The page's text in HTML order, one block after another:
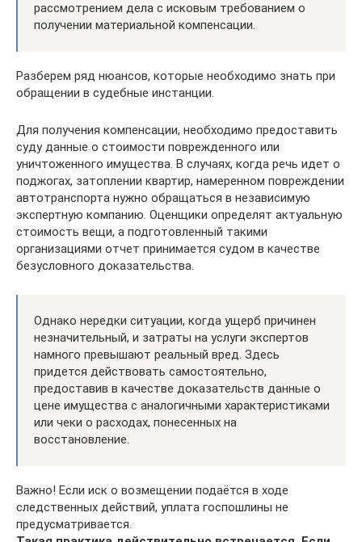
рассмотрением дела с исковым требованием о
получении материальной компенсации.
Разберем ряд нюансов, которые необходимо знать при
обращении в судебные инстанции.
Для получения компенсации, необходимо предоставить
суду данные о стоимости поврежденного или
уничтоженного имущества. В случаях, когда речь идет о
поджогах, затоплении квартир, намеренном повреждении
автотранспорта нужно обращаться в независимую
экспертную компанию. Оценщики определят актуальную
стоимость вещи, а подготовленный такими
организациями отчет принимается судом в качестве
безусловного доказательства.
Однако нередки ситуации, когда ущерб причинен
незначительный, и затраты на услуги экспертов
намного превышают реальный вред. Здесь
придется действовать самостоятельно,
предоставив в качестве доказательств данные о
цене имущества с аналогичными характеристиками
или чеки о расходах, понесенных на
восстановление.
Важно! Если иск о возмещении подаётся в ходе
следственных действий, уплата госпошлины не
предусматривается.